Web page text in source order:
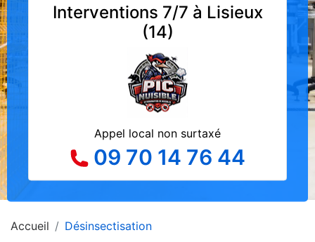
Interventions 7/7 à Lisieux
(14)
Appel local non surtaxé
09 70 14 76 44
Accueil Désinsectisation